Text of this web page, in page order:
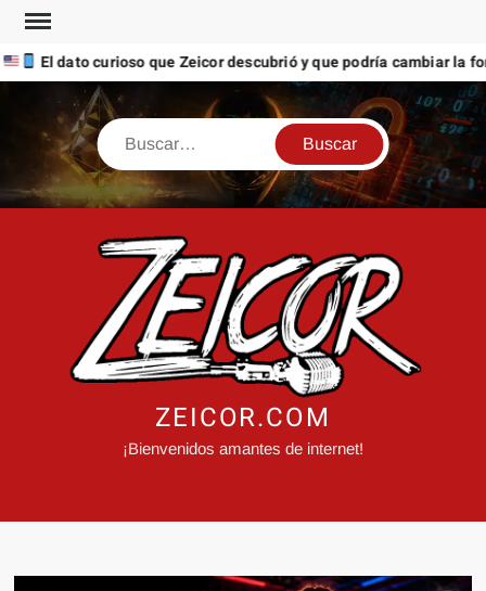
Saltar
contenido
dato curioso que Zeicor descubrió y que podría cambiar la forma
Buscar
ZEICOR.COM
¡Bienvenidos amantes de internet!